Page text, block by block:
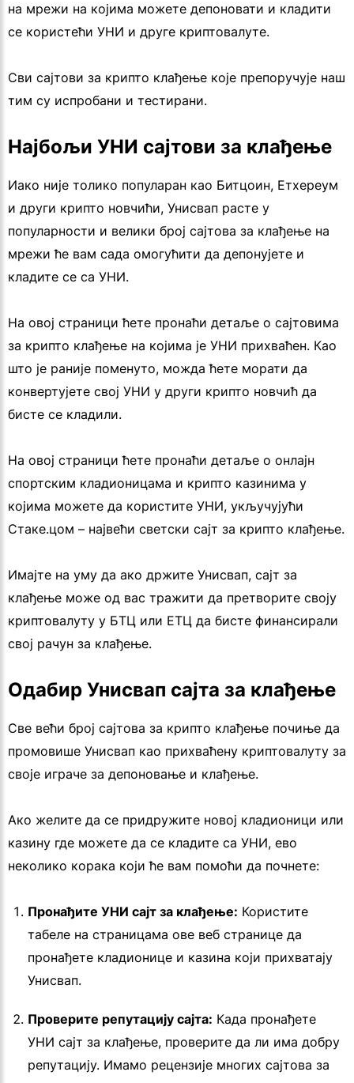
на мрежи на којима можете депоновати и кладити
се користећи УНИ и друге криптовалуте.
Сви сајтови за крипто клађење које препоручује наш
тим су испробани и тестирани.
Најбољи УНИ сајтови за клађење
Иако није толико популаран као Битцоин, Етхереум
и други крипто новчићи, Унисвап расте у
популарности и велики број сајтова за клађење на
мрежи ће вам сада омогућити да депонујете и
кладите се са УНИ.
На овој страници ћете пронаћи детаље о сајтовима
за крипто клађење на којима је УНИ прихваћен. Као
што је раније поменуто, можда ћете морати да
конвертујете свој УНИ у други крипто новчић да
бисте се кладили.
На овој страници ћете пронаћи детаље о онлајн
спортским кладионицама и крипто казинима у
којима можете да користите УНИ, укључујући
Стаке.цом – највећи светски сајт за крипто клађење.
Имајте на уму да ако држите Унисвап, сајт за
клађење може од вас тражити да претворите своју
криптовалуту у БТЦ или ЕТЦ да бисте финансирали
свој рачун за клађење.
Одабир Унисвап сајта за клађење
Све већи број сајтова за крипто клађење почиње да
промовише Унисвап као прихваћену криптовалуту за
своје играче за депоновање и клађење.
Ако желите да се придружите новој кладионици или
казину где можете да се кладите са УНИ, ево
неколико корака који ће вам помоћи да почнете:
Пронађите УНИ сајт за клађење: Користите
табеле на страницама ове веб странице да
пронађете кладионице и казина који прихватају
Унисвап.
Проверите репутацију сајта: Када пронађете
УНИ сајт за клађење, проверите да ли има добру
репутацију. Имамо рецензије многих сајтова за